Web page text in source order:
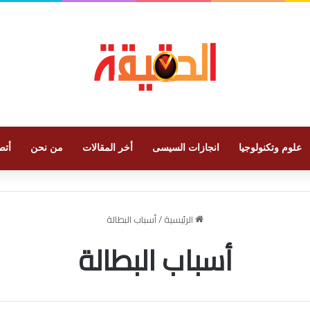
علوم وتكنولوجيا انجازات السيسى أخر المقالات من نحن
الرئيسية/أسباب البطالة
أسباب البطالة